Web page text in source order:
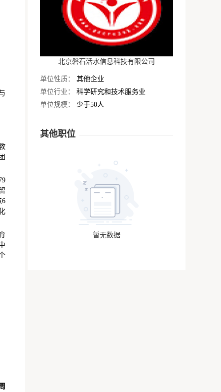
6
北京磐石活水信息科技有限公司
单位性质：
其他企业
单位行业：
科学研究和技术服务业
单位规模：
少于50人
其他职位
暂无数据